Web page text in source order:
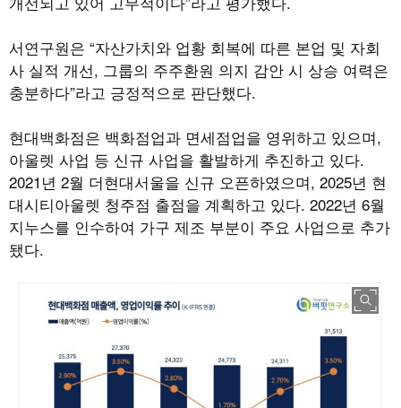
서연구원은 “자산가치와 업황 회복에 따른 본업 및 자회
사 실적 개선, 그룹의 주주환원 의지 감안 시 상승 여력은
충분하다”라고 긍정적으로 판단했다.
현대백화점은 백화점업과 면세점업을 영위하고 있으며,
아울렛 사업 등 신규 사업을 활발하게 추진하고 있다.
2021년 2월 더현대서울을 신규 오픈하였으며, 2025년 현
대시티아울렛 청주점 출점을 계획하고 있다. 2022년 6월
지누스를 인수하여 가구 제조 부분이 주요 사업으로 추가
됐다.